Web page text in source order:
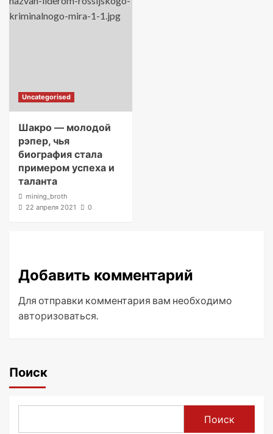
Uncategorised
Шакро — молодой
рэпер, чья
биография стала
примером успеха и
таланта
mining_broth
22 апреля 2021
0
Добавить комментарий
Для отправки комментария вам необходимо
авторизоваться.
Поиск
Поиск